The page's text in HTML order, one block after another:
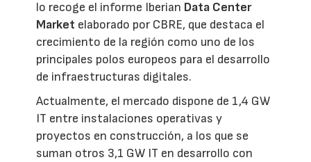
lo recoge el informe Iberian Data Center
Market elaborado por CBRE, que destaca el
crecimiento de la región como uno de los
principales polos europeos para el desarrollo
de infraestructuras digitales.
Actualmente, el mercado dispone de 1,4 GW
IT entre instalaciones operativas y
proyectos en construcción, a los que se
suman otros 3,1 GW IT en desarrollo con